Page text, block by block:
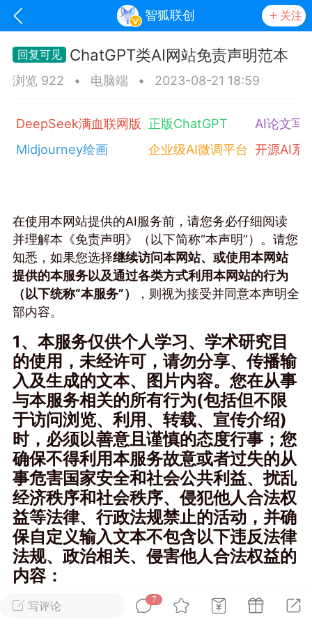
智狐联创 关注
29 10:10 电脑端 智狐AI工作台
中英翻译
事想用上客户端...
州 #智狐AI工作台
1 21
聚合API
龙坤智创合作品牌
26 00:53
电脑端 公开内容
者怎么接入Claude Opus 5 ？智创聚合
调用
Opus 5 已在 Claude、Claude
API，以及 Amazon Web
、Google Cloud 和 Microsoft Foundry
Max 的新默认模型，并成为
注接入效率、调用成本和企业报销流程
写评论
7
ChatGPT类AI网站免责声明范本
浏览 922 • 电脑端 • 2023-08-21 18:59
DeepSeek满血联网版
Midjourney绘画
正版ChatGPT
企业级AI微调平台
AI论文写
开源AI系
在使用本网站提供的AI服务前，请您务必仔细阅读
并理解本《免责声明》（以下简称“本声明”）。请您
知悉，如果您选择继续访问本网站、或使用本网站
提供的本服务以及通过各类方式利用本网站的行为
（以下统称“本服务”）
，则视为接受并同意本声明全
部内容。
1、本服务仅供个人学习、学术研究目
的使用，未经许可，请勿分享、传播输
入及生成的文本、图片内容。您在从事
与本服务相关的所有行为(包括但不限
于访问浏览、利用、转载、宣传介绍)
时，必须以善意且谨慎的态度行事；您
确保不得利用本服务故意或者过失的从
事危害国家安全和社会公共利益、扰乱
经济秩序和社会秩序、侵犯他人合法权
益等法律、行政法规禁止的活动，并确
保自定义输入文本不包含以下违反法律
法规、政治相关、侵害他人合法权益的
内容：